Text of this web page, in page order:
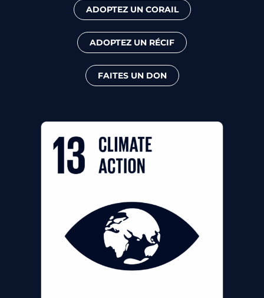
ADOPTEZ UN CORAIL
ADOPTEZ UN RÉCIF
FAITES UN DON